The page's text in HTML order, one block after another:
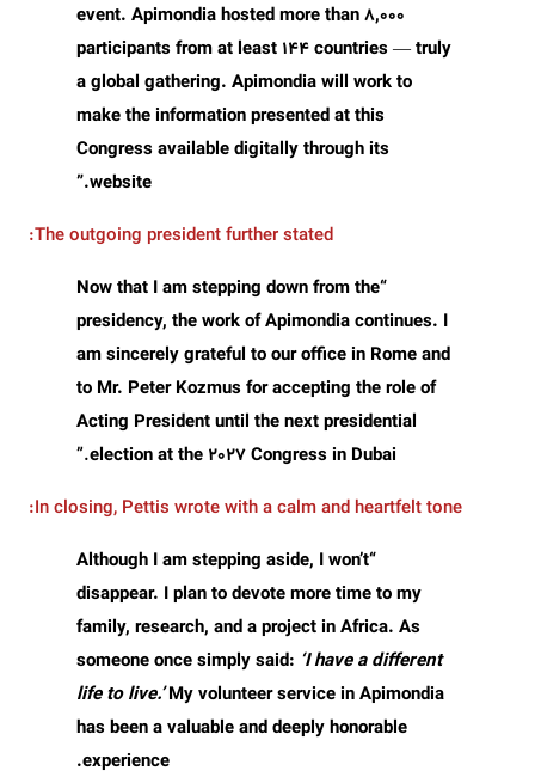
event. Apimondia hosted more than8,000
participants from at least 144 countries— truly
a global gathering. Apimondia will work to
make the information presented at this
Congress available digitally through its
website.”
The outgoing president further stated:
“Now that I am stepping down from the
presidency, the work of Apimondia continues. I
am sincerely grateful to our office in Rome and
to Mr. Peter Kozmusfor accepting the role of
Acting President until the next presidential
election at the 2027Congress in Dubai
.”
In closing, Pettis wrote with a calm and heartfelt tone:
“Although I am stepping aside, I won’t
disappear. I plan to devote more time to my
family, research, and a project in Africa. As
someone once simply said: ‘I have a different
life to live.’My volunteer service in Apimondia
has been a valuable and deeply honorable
experience.